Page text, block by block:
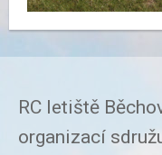
RC letiště
organizací